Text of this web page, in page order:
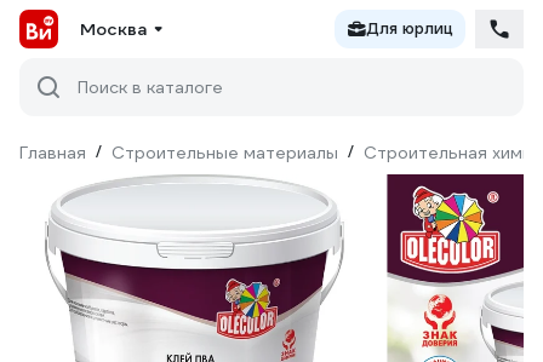
Москва Для юрлиц
Поиск в каталоге
Главная / Строительные материалы / Строительная химия